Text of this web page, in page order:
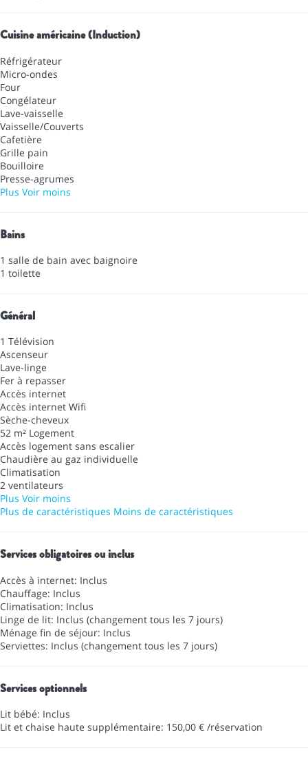
Cuisine américaine (Induction)
Réfrigérateur
Micro-ondes
Four
Congélateur
Lave-vaisselle
Vaisselle/Couverts
Cafetière
Grille pain
Bouilloire
Presse-agrumes
Plus Voir moins
Bains
1 salle de bain avec baignoire
1 toilette
Général
1 Télévision
Ascenseur
Lave-linge
Fer à repasser
Accès internet
Accès internet Wifi
Sèche-cheveux
52 m² Logement
Accès logement sans escalier
Chaudière au gaz individuelle
Climatisation
2 ventilateurs
Plus Voir moins
Plus de caractéristiques Moins de caractéristiques
Services obligatoires ou inclus
Accès à internet: Inclus
Chauffage: Inclus
Climatisation: Inclus
Linge de lit: Inclus (changement tous les 7 jours)
Ménage fin de séjour: Inclus
Serviettes: Inclus (changement tous les 7 jours)
Services optionnels
Lit bébé: Inclus
Lit et chaise haute supplémentaire: 150,00 € /réservation